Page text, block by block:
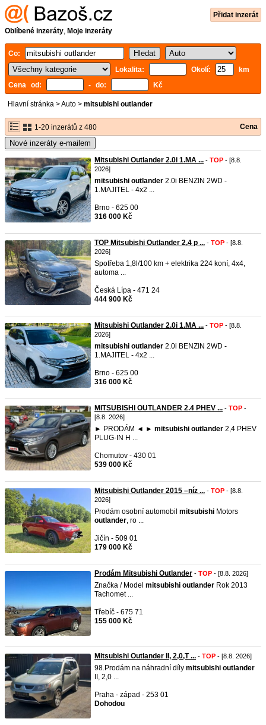
Přidat inzerát
Oblíbené inzeráty, Moje inzeráty
Co:
Lokalita:
Okolí:
km
Cena od:
- do: Kč
Hlavní stránka >Auto > mitsubishi outlander
1-20 inzerátů z 480 Cena
Nové inzeráty e-mailem
Mitsubishi Outlander 2.0i 1.MA ... - TOP - [8.8.
2026]
mitsubishi outlander 2.0i BENZIN 2WD -
1.MAJITEL - 4x2 ...
Brno - 625 00
316 000 Kč
TOP Mitsubishi Outlander 2,4 p ... - TOP - [8.8.
2026]
Spotřeba 1,8l/100 km + elektrika 224 koní, 4x4,
automa ...
Česká Lípa - 471 24
444 900 Kč
Mitsubishi Outlander 2.0i 1.MA ... - TOP - [8.8.
2026]
mitsubishi outlander 2.0i BENZIN 2WD -
1.MAJITEL - 4x2 ...
Brno - 625 00
316 000 Kč
MITSUBISHI OUTLANDER 2.4 PHEV ... - TOP -
[8.8. 2026]
► PRODÁM ◄ ► mitsubishi outlander 2,4 PHEV
PLUG-IN H ...
Chomutov - 430 01
539 000 Kč
Mitsubishi Outlander 2015 –níz ... - TOP - [8.8.
2026]
Prodám osobní automobil mitsubishi Motors
outlander, ro ...
Jičín - 509 01
179 000 Kč
Prodám Mitsubishi Outlander - TOP - [8.8. 2026]
Značka / Model mitsubishi outlander Rok 2013
Tachomet ...
Třebíč - 675 71
155 000 Kč
Mitsubishi Outlander II, 2,0,T ... - TOP - [8.8. 2026]
98.Prodám na náhradní díly mitsubishi outlander
II, 2,0 ...
Praha - západ - 253 01
Dohodou